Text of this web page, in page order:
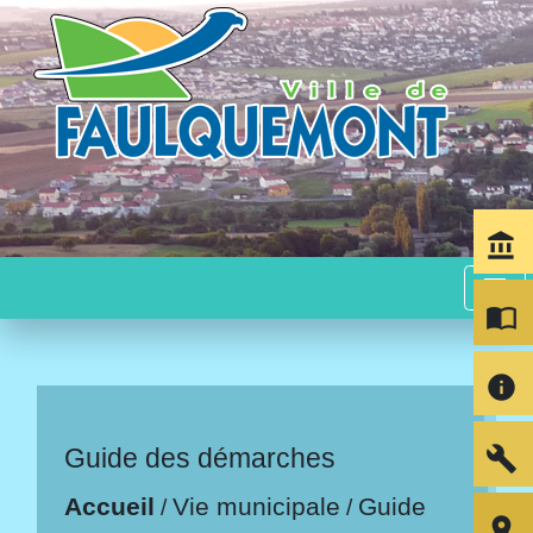
menu
Guide des démarches
Accueil /Vie municipale / Guide
account_balance
import_contacts
info
build